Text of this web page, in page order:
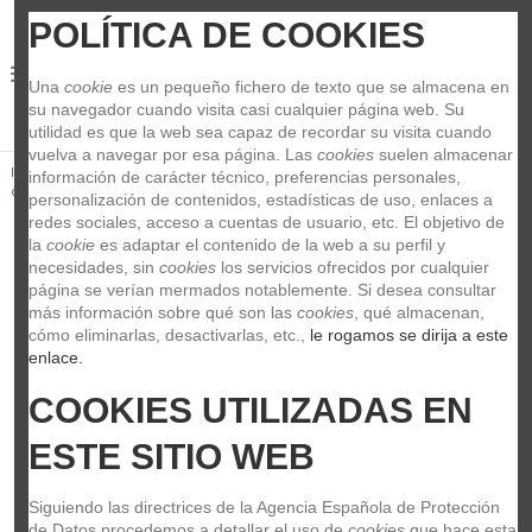
Inicio Guitarras y Bajos Cuerdas Bajo Electrico
Juegos 5
cuerdas
DR Bajo 5 cuerdas Red Devils 45-125
POLÍTICA DE COOKIES
Una cookie es un pequeño fichero de texto que se almacena en
su navegador cuando visita casi cualquier página web. Su
utilidad es que la web sea capaz de recordar su visita cuando
vuelva a navegar por esa página. Las cookies suelen almacenar
información de carácter técnico, preferencias personales,
personalización de contenidos, estadísticas de uso, enlaces a
redes sociales, acceso a cuentas de usuario, etc. El objetivo de
la cookie es adaptar el contenido de la web a su perfil y
necesidades, sin cookies los servicios ofrecidos por cualquier
página se verían mermados notablemente. Si desea consultar
más información sobre qué son las cookies , qué almacenan,
cómo eliminarlas, desactivarlas, etc.,
le rogamos se dirija a este
enlace.
COOKIES UTILIZADAS EN
ESTE SITIO WEB
Siguiendo las directrices de la Agencia Española de Protección